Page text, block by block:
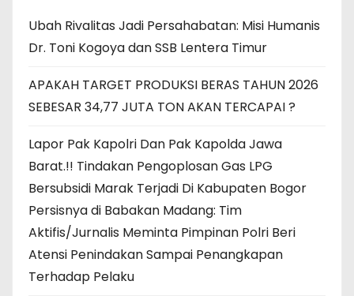
Ubah Rivalitas Jadi Persahabatan: Misi Humanis
Dr. Toni Kogoya dan SSB Lentera Timur
APAKAH TARGET PRODUKSI BERAS TAHUN 2026
SEBESAR 34,77 JUTA TON AKAN TERCAPAI ?
Lapor Pak Kapolri Dan Pak Kapolda Jawa
Barat.!! Tindakan Pengoplosan Gas LPG
Bersubsidi Marak Terjadi Di Kabupaten Bogor
Persisnya di Babakan Madang: Tim
Aktifis/Jurnalis Meminta Pimpinan Polri Beri
Atensi Penindakan Sampai Penangkapan
Terhadap Pelaku